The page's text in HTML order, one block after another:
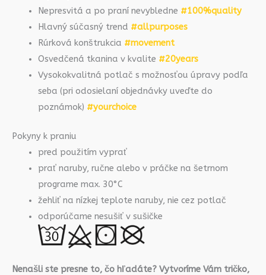
Nepresvitá a po praní nevybledne #100%quality
Hlavný súčasný trend #allpurposes
Rúrková konštrukcia #movement
Osvedčená tkanina v kvalite #20years
Vysokokvalitná potlač s možnosťou úpravy podľa
seba (pri odosielaní objednávky uveďte do
poznámok) #yourchoice
Pokyny k praniu
pred použitím vyprať
prať naruby, ručne alebo v práčke na šetrnom
programe max. 30°C
žehliť na nízkej teplote naruby, nie cez potlač
odporúčame nesušiť v sušičke
Nenašli ste presne to, čo hľadáte? Vytvoríme Vám tričko,